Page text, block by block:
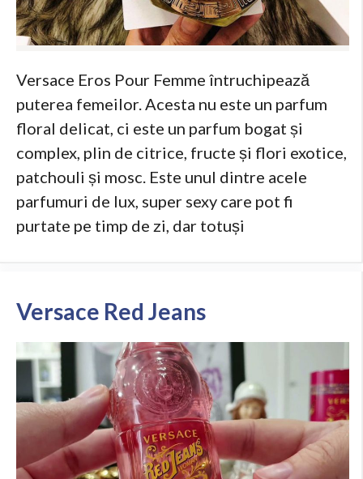
Versace Eros Pour Femme întruchipează
puterea femeilor. Acesta nu este un parfum
floral delicat, ci este un parfum bogat și
complex, plin de citrice, fructe și flori exotice,
patchouli și mosc. Este unul dintre acele
parfumuri de lux, super sexy care pot fi
purtate pe timp de zi, dar totuși
Versace Red Jeans